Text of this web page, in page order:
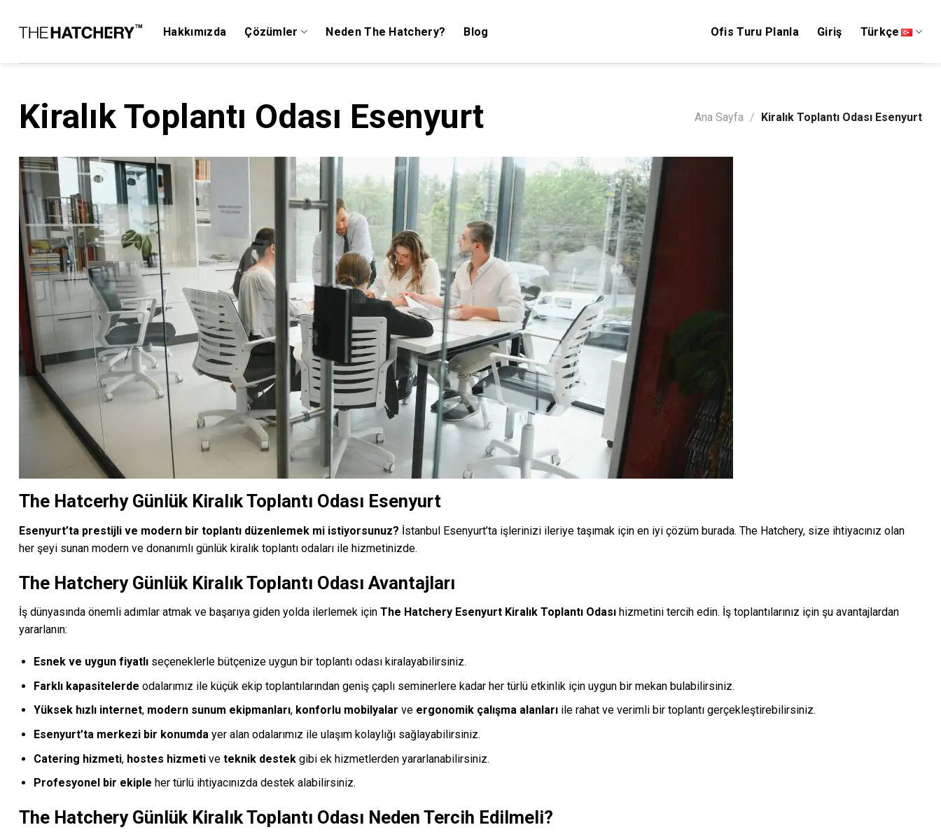
content
Hakkımızda Çözümler Neden The Hatchery? Blog Ofis Turu Planla Giriş Türkçe
Kiralık Toplantı Odası Esenyurt Ana Sayfa / Kiralık Toplantı Odası Esenyurt
The Hatcerhy Günlük Kiralık Toplantı Odası Esenyurt
Esenyurt’ta prestijli ve modern bir toplantı düzenlemek mi istiyorsunuz? İstanbul Esenyurt’ta işlerinizi ileriye taşımak için en iyi çözüm burada. The Hatchery, size ihtiyacınız olan
her şeyi sunan modern ve donanımlı günlük kiralık toplantı odaları ile hizmetinizde.
The Hatchery Günlük Kiralık Toplantı Odası Avantajları
İş dünyasında önemli adımlar atmak ve başarıya giden yolda ilerlemek için The Hatchery Esenyurt Kiralık Toplantı Odası hizmetini tercih edin. İş toplantılarınız için şu avantajlardan
yararlanın:
Esnek ve uygun fiyatlıseçeneklerle bütçenize uygun bir toplantı odası kiralayabilirsiniz.
Farklı kapasitelerde odalarımız ile küçük ekip toplantılarından geniş çaplı seminerlere kadar her türlü etkinlik için uygun bir mekan bulabilirsiniz.
Yüksek hızlı internet, modern sunum ekipmanları, konforlu mobilyalar ve ergonomik çalışma alanlarıile rahat ve verimli bir toplantı gerçekleştirebilirsiniz.
Esenyurt’ta merkezi bir konumdayer alan odalarımız ile ulaşım kolaylığı sağlayabilirsiniz.
Catering hizmeti, hostes hizmetive teknik destekgibi ek hizmetlerden yararlanabilirsiniz.
Profesyonel bir ekiple her türlü ihtiyacınızda destek alabilirsiniz.
The Hatchery Günlük Kiralık Toplantı Odası Neden Tercih Edilmeli?